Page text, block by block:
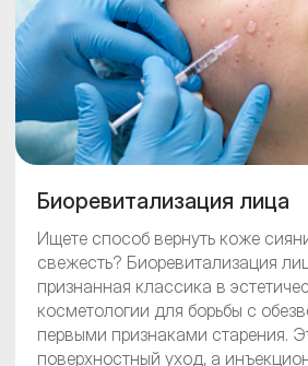
Биоревитализация лица
Ищете способ вернуть коже
свежесть? Биоревитализация
признанная классика в
косметологии для борьбы с
первыми признаками старения.
поверхностный уход, а